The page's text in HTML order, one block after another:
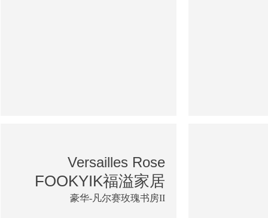
Versailles Rose
FOOKYIK福溢家居
豪华-凡尔赛玫瑰书房II